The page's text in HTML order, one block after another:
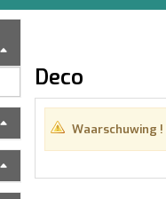
Deco
Waarschuwing !